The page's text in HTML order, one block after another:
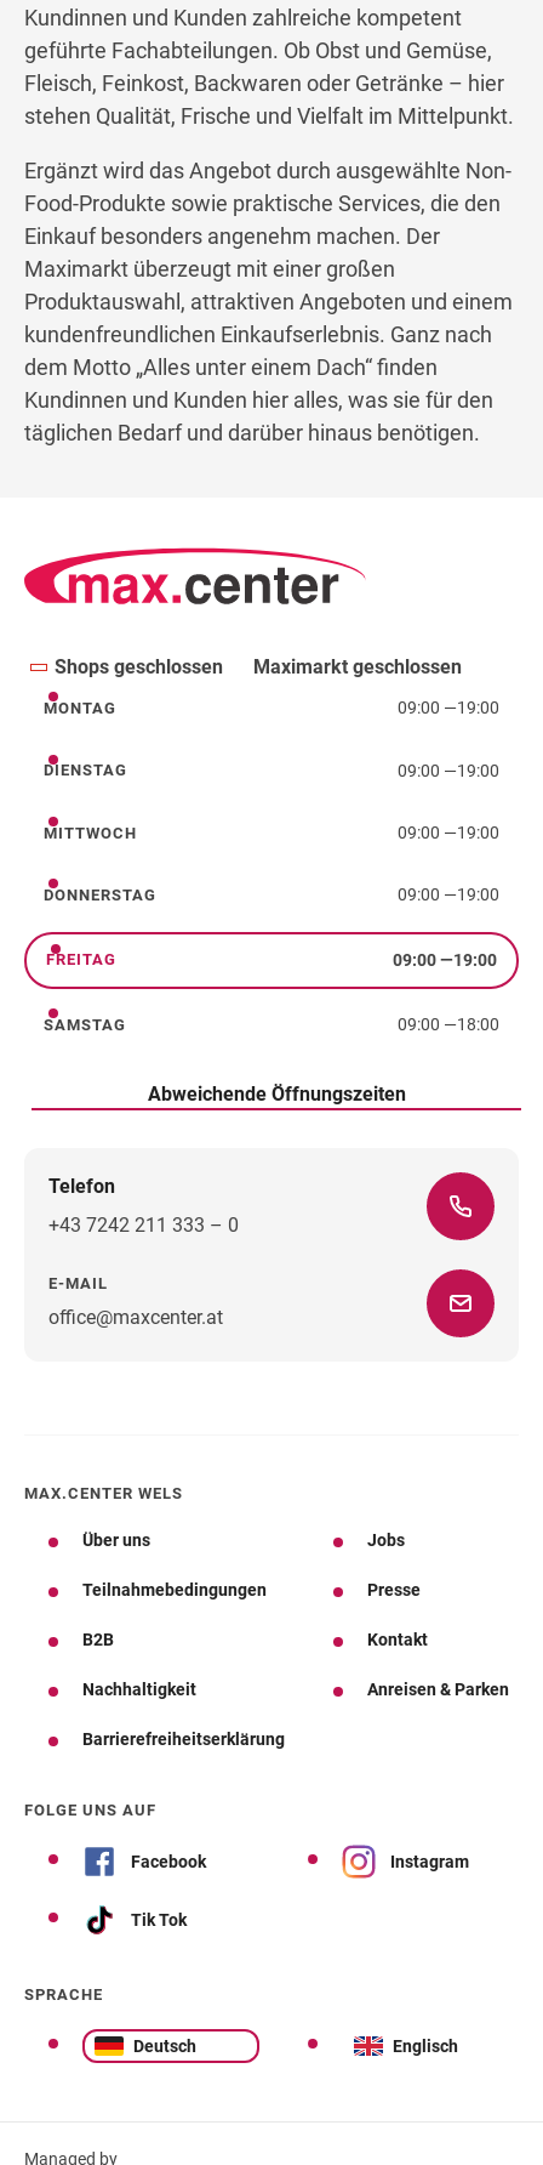
Kundinnen und Kunden zahlreiche kompetent
geführte Fachabteilungen. Ob Obst und Gemüse,
Fleisch, Feinkost, Backwaren oder Getränke – hier
stehen Qualität, Frische und Vielfalt im Mittelpunkt.
Ergänzt wird das Angebot durch ausgewählte Non-
Food-Produkte sowie praktische Services, die den
Einkauf besonders angenehm machen. Der
Maximarkt überzeugt mit einer großen
Produktauswahl, attraktiven Angeboten und einem
kundenfreundlichen Einkaufserlebnis. Ganz nach
dem Motto „Alles unter einem Dach“ finden
Kundinnen und Kunden hier alles, was sie für den
täglichen Bedarf und darüber hinaus benötigen.
Shops geschlossen Maximarkt geschlossen
Montag
MONTAG 09:00 —19:00
Dienstag
DIENSTAG 09:00 —19:00
Mittwoch
MITTWOCH 09:00 —19:00
Donnerstag
DONNERSTAG 09:00 —19:00
Freitag
FREITAG 09:00—19:00
Samstag
SAMSTAG 09:00 —18:00
Abweichende Öffnungszeiten
Telefon
+43 7242 211 333 – 0
E-MAIL
office@maxcenter.atWegbeschreibung
MAX.CENTER WELS
Über uns Jobs
Teilnahmebedingungen Presse
B2B Kontakt
Nachhaltigkeit Anreisen & Parken
Barrierefreiheitserklärung
FOLGE UNS AUF
Facebook Instagram
Tik Tok
SPRACHE
Deutsch Englisch
Managed by